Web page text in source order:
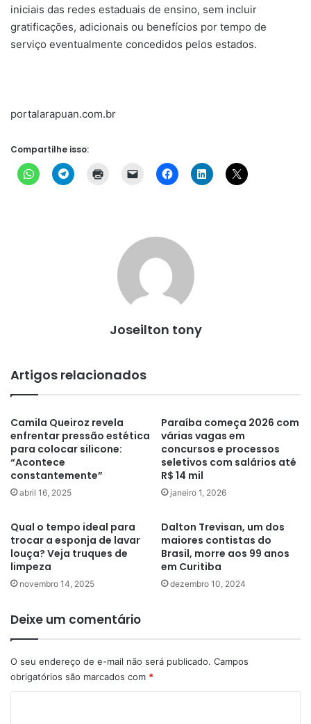
iniciais das redes estaduais de ensino, sem incluir
gratificações, adicionais ou benefícios por tempo de
serviço eventualmente concedidos pelos estados.
portalarapuan.com.br
Compartilhe isso:
Joseilton tony
Artigos relacionados
Camila Queiroz revela
enfrentar pressão estética
para colocar silicone:
“Acontece
constantemente”
abril 16, 2025
Paraíba começa 2026 com
várias vagas em
concursos e processos
seletivos com salários até
R$ 14 mil
janeiro 1, 2026
Qual o tempo ideal para
trocar a esponja de lavar
louça? Veja truques de
limpeza
novembro 14, 2025
Dalton Trevisan, um dos
maiores contistas do
Brasil, morre aos 99 anos
em Curitiba
dezembro 10, 2024
Deixe um comentário
O seu endereço de e-mail não será publicado. Campos
obrigatórios são marcados com *